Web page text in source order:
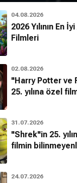
04.08.2026
2026 Yılının En
Filmleri
02.08.2026
"Harry Potter ve
25. yılına özel
31.07.2026
"Shrek"in 25.
filmin
24.07.2026